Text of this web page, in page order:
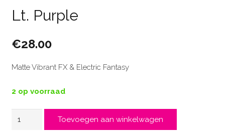
Lt. Purple
€28.00
Matte Vibrant FX & Electric Fantasy
2 op voorraad
Toevoegen aan winkelwagen